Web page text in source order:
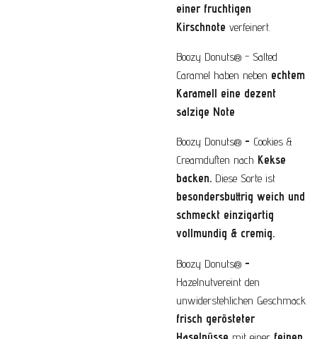
einer fruchtigen
Kirschnote verfeinert.
Boozy Donuts® - Salted
Caramel haben neben echtem
Karamell eine dezent
salzige Note
Boozy Donuts® - Cookies &
Creamduften nach Kekse
backen. Diese Sorte ist
besondersbuttrig weich und
schmeckt einzigartig
vollmundig & cremig.
Boozy Donuts® -
Hazelnutvereint den
unwiderstehlichen Geschmack
frisch gerösteter